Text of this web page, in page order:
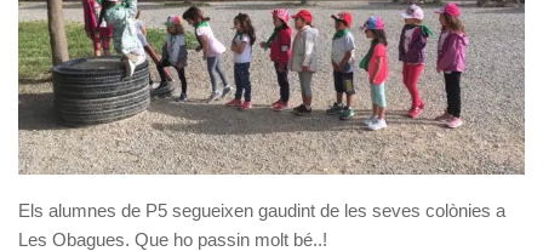
Els alumnes de P5 segueixen gaudint de les seves colònies a
Les Obagues. Que ho passin molt bé..!